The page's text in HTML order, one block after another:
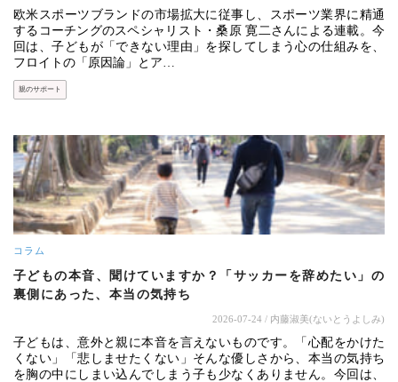
欧米スポーツブランドの市場拡大に従事し、スポーツ業界に精通
するコーチングのスペシャリスト・桑原 寛二さんによる連載。今
回は、子どもが「できない理由」を探してしまう心の仕組みを、
フロイトの「原因論」とア…
親のサポート
コラム
子どもの本音、聞けていますか？「サッカーを辞めたい」の
裏側にあった、本当の気持ち
2026-07-24 / 内藤淑美(ないとうよしみ)
子どもは、意外と親に本音を言えないものです。「心配をかけた
くない」「悲しませたくない」そんな優しさから、本当の気持ち
を胸の中にしまい込んでしまう子も少なくありません。今回は、